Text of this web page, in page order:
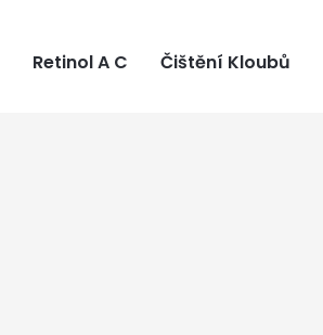
Retinol A C Čištění Kloubů